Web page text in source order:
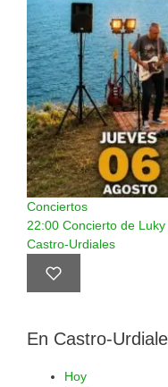
Conciertos
22:00 Concierto de
Castro-Urdiales
En Castro-
Hoy